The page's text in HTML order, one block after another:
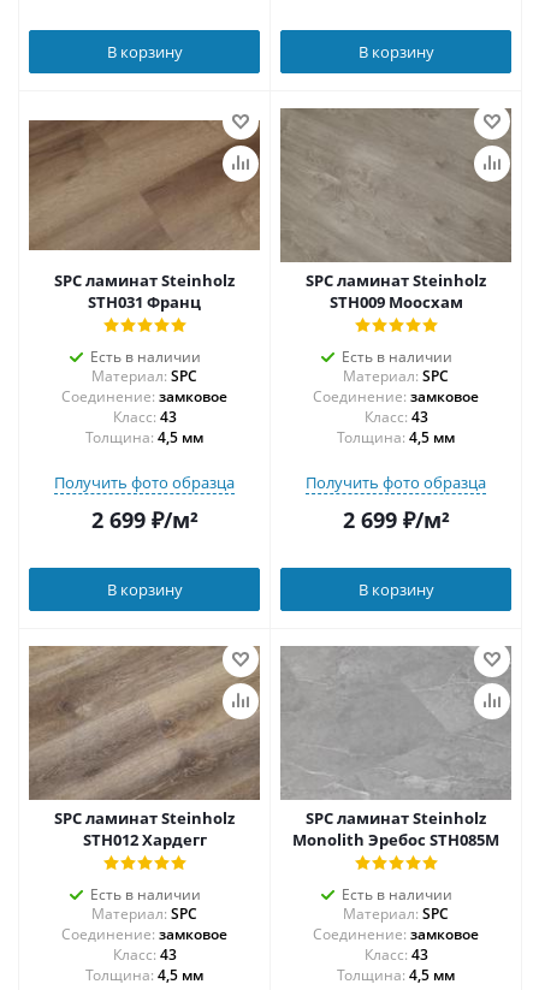
В корзину В корзину
SPC ламинат Steinholz
STH031 Франц
Есть в наличии
Материал: SPC
Соединение: замковое
43
Толщина: 4,5 мм
Получить фото образца
2 699₽/м²
В корзину
SPC ламинат Steinholz
STH009 Моосхам
Есть в наличии
Материал: SPC
Соединение: замковое
43
Толщина: 4,5 мм
Получить фото образца
2 699₽/м²
В корзину
SPC ламинат Steinholz
STH012 Хардегг
Есть в наличии
Материал: SPC
Соединение: замковое
43
Толщина: 4,5 мм
SPC ламинат Steinholz
Monolith Эребос STH085M
Есть в наличии
Материал: SPC
Соединение: замковое
43
Толщина: 4,5 мм